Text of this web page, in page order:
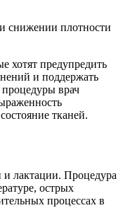
снижении плотности
хотят предупредить
и поддержать
врач
тканей.
и лактации. Процедура
острых
процессах в